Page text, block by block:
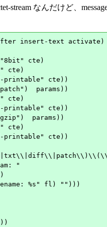
stream なんだけど、
insert-text activate)
cte)
cte)
printable" cte))
params))
cte)
printable" cte))
params))
cte)
printable" cte))
"
%s" fl) "")))